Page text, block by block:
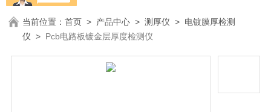
当前位置：首页 > 产品中心 >测厚仪 > 电镀膜厚检测
仪 > Pcb电路板镀金层厚度检测仪